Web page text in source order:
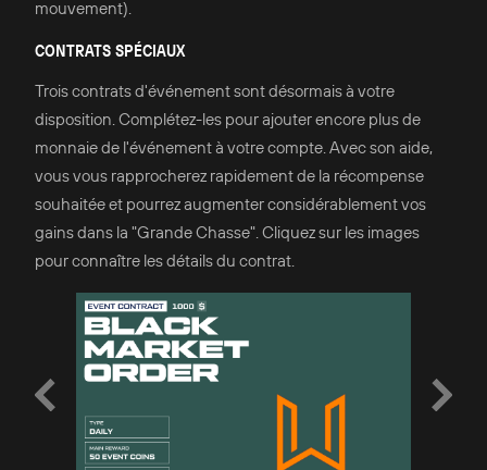
mouvement).
CONTRATS SPÉCIAUX
Trois contrats d'événement sont désormais à votre
disposition. Complétez-les pour ajouter encore plus de
monnaie de l'événement à votre compte. Avec son aide,
vous vous rapprocherez rapidement de la récompense
souhaitée et pourrez augmenter considérablement vos
gains dans la "Grande Chasse". Cliquez sur les images
pour connaître les détails du contrat.